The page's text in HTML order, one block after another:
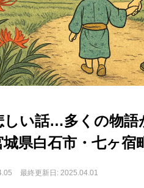
しい話…多くの物語
県白石市・七ヶ宿
最終更新日: 2025.04.01